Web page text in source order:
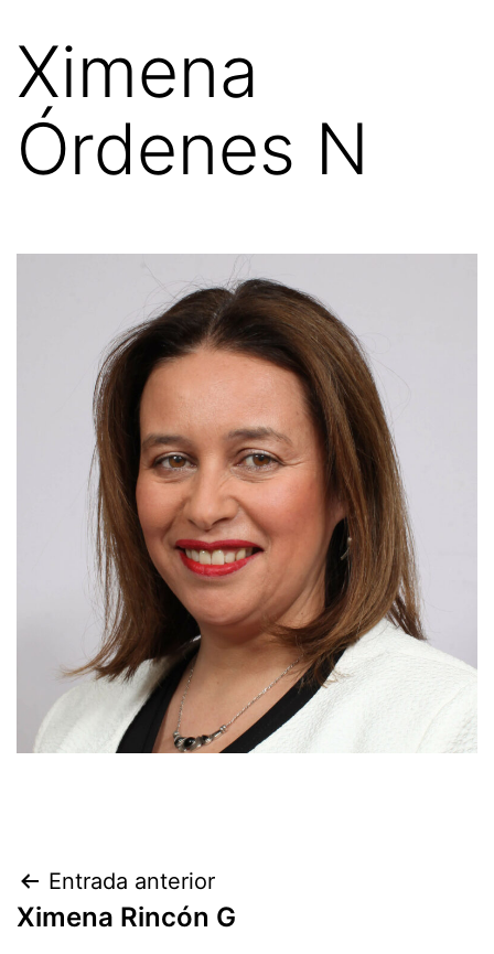
Ximena
Órdenes N
Entrada anterior
Ximena Rincón G